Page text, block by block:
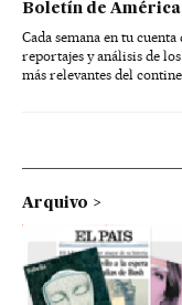
Boletín de América
Cada semana en tu
reportajes y análisis de
más relevantes del
Arquivo